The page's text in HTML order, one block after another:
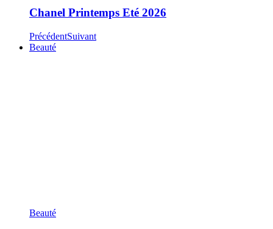
Chanel Printemps Eté 2026
PrécédentSuivant
Beauté
Beauté